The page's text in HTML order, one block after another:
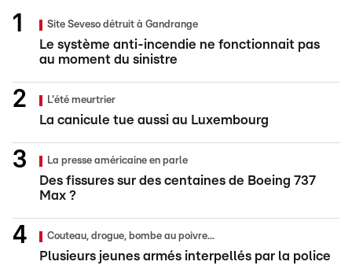
Site Seveso détruit à Gandrange
Le système anti-incendie ne fonctionnait pas
au moment du sinistre
L'été meurtrier
La canicule tue aussi au Luxembourg
La presse américaine en parle
Des fissures sur des centaines de Boeing 737
Max ?
Couteau, drogue, bombe au poivre...
Plusieurs jeunes armés interpellés par la police